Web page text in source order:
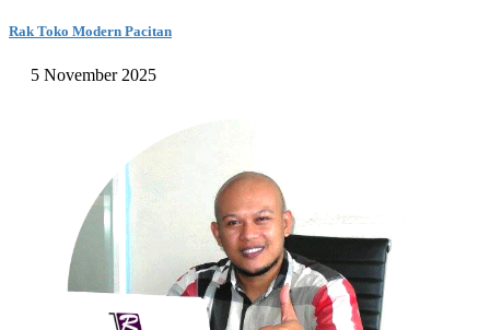
Rak Toko Modern Pacitan
5 November 2025